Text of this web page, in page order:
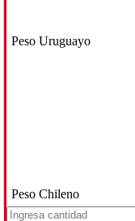
Peso Uruguayo
Peso Chileno